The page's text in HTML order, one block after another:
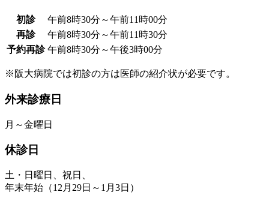
初診
午前8時30分～午前11時00分
再診
午前8時30分～午前11時30分
予約再診 午前8時30分～午後3時00分
※阪大病院では初診の方は医師の紹介状が必要です。
外来診療日
月～金曜日
休診日
土・日曜日、祝日、
年末年始（12月29日～1月3日）